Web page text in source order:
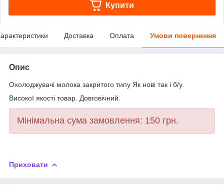
Купити
Доставка Оплата Умови повернення
Опис
Охолоджувачі молока закритого типу Як нові так і б/у.
Високої якості товар. Довговічний.
Мінімальна сума замовлення: 150 грн.
Приховати